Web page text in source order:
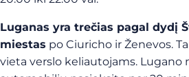
Luganas yra trečias pagal dydį
miestas po Ciuricho ir Ženevos.
vieta verslo keliautojams. Lugano